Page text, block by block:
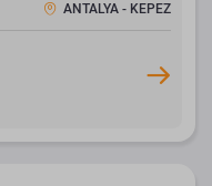
ANTALYA - KEPEZ